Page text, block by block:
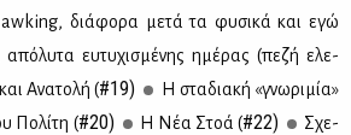
διά­φο­ρα με­τά τα φυ­σι­κά και εγώ
από­λυ­τα ευ­τυ­χι­σμέ­νης ημέ­ρας (πε­ζή ελε­
Ανα­το­λή (#19)
Η στα­δια­κή «γνω­ρι­μία»
Πο­λί­τη (#20) Η Νέα Στοά (#22)
Σχε­